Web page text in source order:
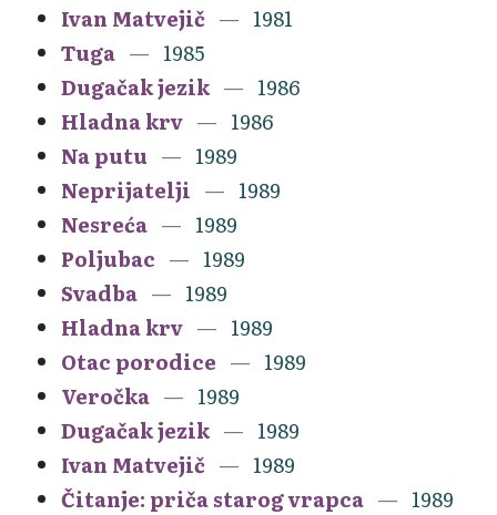
Ivan Matvejič
1981
Tuga
1985
Dugačak jezik
1986
Hladna krv
1986
Na putu
1989
Neprijatelji
1989
Nesreća
1989
Poljubac
1989
Svadba
1989
Hladna krv
1989
Otac porodice
1989
Veročka
1989
Dugačak jezik
1989
Ivan Matvejič
1989
Čitanje: priča starog vrapca
1989